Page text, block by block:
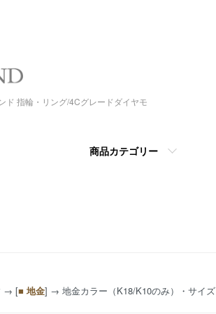
ド 指輪・リング/4Cグレードダイヤモ
商品カテゴリー
→ [■ 地金] → 地金カラー（K18/K10のみ）・サイズ